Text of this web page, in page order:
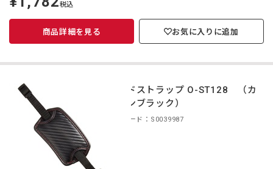
価
税込
商品詳細を見る お気に入りに追加
ハンドストラップ O-ST128 （カ
ーボンブラック）
商品コード：S0039987